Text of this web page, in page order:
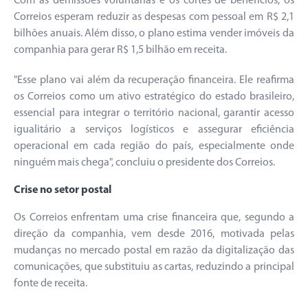
Correios esperam reduzir as despesas com pessoal em R$ 2,1
bilhões anuais. Além disso, o plano estima vender imóveis da
companhia para gerar R$ 1,5 bilhão em receita.
"Esse plano vai além da recuperação financeira. Ele reafirma
os Correios como um ativo estratégico do estado brasileiro,
essencial para integrar o território nacional, garantir acesso
igualitário a serviços logísticos e assegurar eficiência
operacional em cada região do país, especialmente onde
ninguém mais chega", concluiu o presidente dos Correios.
Crise no setor postal
Os Correios enfrentam uma crise financeira que, segundo a
direção da companhia, vem desde 2016, motivada pelas
mudanças no mercado postal em razão da digitalização das
comunicações, que substituiu as cartas, reduzindo a principal
fonte de receita.